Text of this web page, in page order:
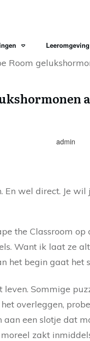
Leeromgeving
Room
admin
En wel direct. Je
the Classroom
Want ik laat ze
het begin gaat
leven. Sommige
overleggen,
een slotje dat
zakt